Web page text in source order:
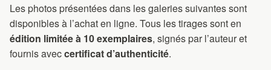
Les photos présentées dans les galeries suivantes sont
disponibles à l’achat en ligne. Tous les tirages sont en
édition limitée à 10 exemplaires, signés par l’auteur et
fournis aveccertificat d’authenticité.